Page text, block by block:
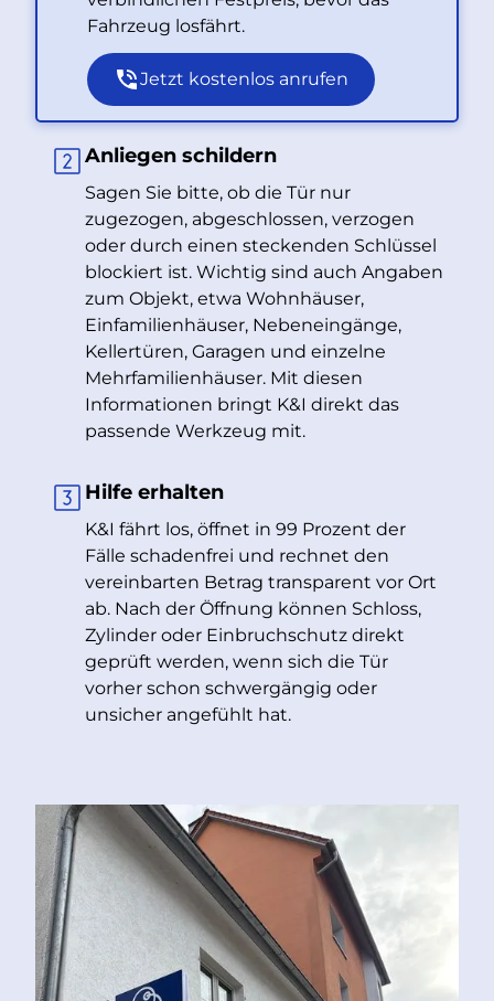
Fahrzeug losfährt.
Jetzt kostenlos anrufen
Anliegen schildern
Sagen Sie bitte, ob die Tür nur
zugezogen, abgeschlossen, verzogen
oder durch einen steckenden Schlüssel
blockiert ist. Wichtig sind auch Angaben
zum Objekt, etwa Wohnhäuser,
Einfamilienhäuser, Nebeneingänge,
Kellertüren, Garagen und einzelne
Mehrfamilienhäuser. Mit diesen
Informationen bringt K&I direkt das
passende Werkzeug mit.
Hilfe erhalten
K&I fährt los, öffnet in 99 Prozent der
Fälle schadenfrei und rechnet den
vereinbarten Betrag transparent vor Ort
ab. Nach der Öffnung können Schloss,
Zylinder oder Einbruchschutz direkt
geprüft werden, wenn sich die Tür
vorher schon schwergängig oder
unsicher angefühlt hat.